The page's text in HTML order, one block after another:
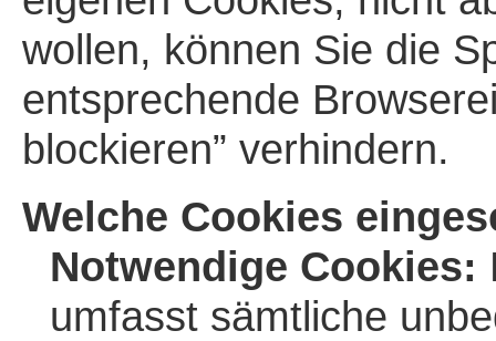
wollen, können Sie die
entsprechende
blockieren” verhindern.
Welche Cookies
Notwendige Cookies:
umfasst sämtliche